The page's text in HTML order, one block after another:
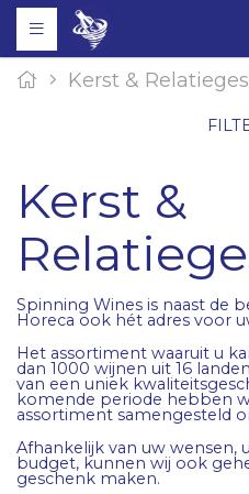
Kerst &
Kerst &
Spinning Wines is naast de
Horeca ook hét adres voor
Het assortiment waaruit u
dan 1000 wijnen uit 16
van een uniek
komende periode hebben
assortiment samengesteld
Afhankelijk van uw wensen,
budget, kunnen wij ook
geschenk maken.